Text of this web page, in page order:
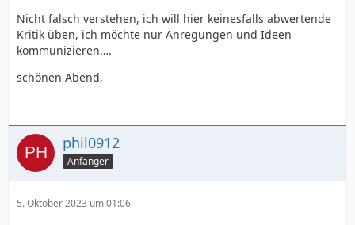
Nicht falsch verstehen, ich will hier keinesfalls abwertende
Kritik üben, ich möchte nur Anregungen und Ideen
kommunizieren….
schönen Abend,
phil0912
Anfänger
5. Oktober 2023 um 01:06